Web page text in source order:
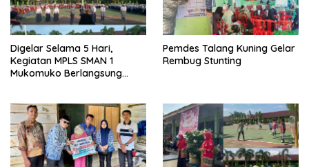
Digelar Selama 5 Hari,
Kegiatan MPLS SMAN 1
Mukomuko Berlangsung
Pemdes Talang Kuning Gelar
Rembug Stunting